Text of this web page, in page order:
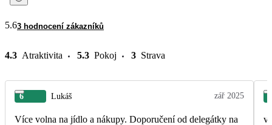
5.63 hodnocení zákazníků
4.3 Atraktivita 5.3 Pokoj 3 Strava
6 Lukáš zář 2025
Více volna na jídlo a nákupy. Doporučení od delegátky na